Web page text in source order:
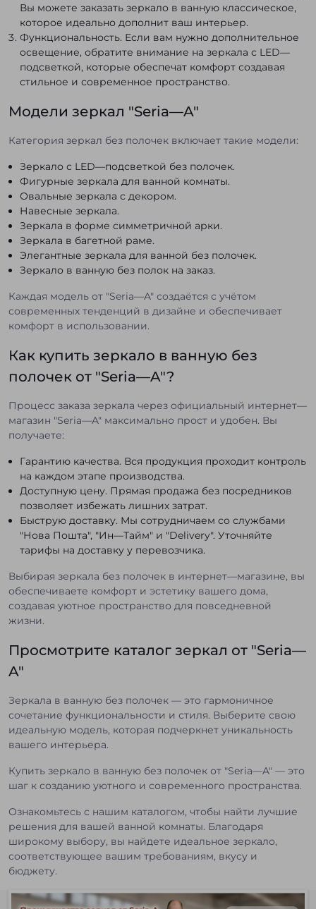
Вы можете заказать зеркало в ванную классическое,
которое идеально дополнит ваш интерьер.
Функциональность. Если вам нужно дополнительное
освещение, обратите внимание на зеркала с LED—
подсветкой, которые обеспечат комфорт создавая
стильное и современное пространство.
Модели зеркал "Seria—A"
Категория зеркал без полочек включает такие модели:
Зеркало с LED—подсветкой без полочек.
Фигурные зеркала для ванной комнаты.
Овальные зеркала с декором.
Навесные зеркала.
Зеркала в форме симметричной арки.
Зеркала в багетной раме.
Элегантные зеркала для ванной без полочек.
Зеркало в ванную без полок на заказ.
Каждая модель от "Seria—A" создаётся с учётом
современных тенденций в дизайне и обеспечивает
комфорт в использовании.
Как купить зеркало в ванную без
полочек от "Seria—A"?
Процесс заказа зеркала через официальный интернет—
магазин "Seria—A" максимально прост и удобен. Вы
получаете:
Гарантию качества. Вся продукция проходит контроль
на каждом этапе производства.
Доступную цену. Прямая продажа без посредников
позволяет избежать лишних затрат.
Быструю доставку. Мы сотрудничаем со службами
"Нова Пошта", "Ин—Тайм" и "Delivery". Уточняйте
тарифы на доставку у перевозчика.
Выбирая зеркала без полочек в интернет—магазине, вы
обеспечиваете комфорт и эстетику вашего дома,
создавая уютное пространство для повседневной
жизни.
Просмотрите каталог зеркал от "Seria—
A"
Зеркала в ванную без полочек — это гармоничное
сочетание функциональности и стиля. Выберите свою
идеальную модель, которая подчеркнет уникальность
вашего интерьера.
Купить зеркало в ванную без полочек от "Seria—A" — это
шаг к созданию уютного и современного пространства.
Ознакомьтесь с нашим каталогом, чтобы найти лучшие
решения для вашей ванной комнаты. Благодаря
широкому выбору, вы найдете идеальное зеркало,
соответствующее вашим требованиям, вкусу и
бюджету.